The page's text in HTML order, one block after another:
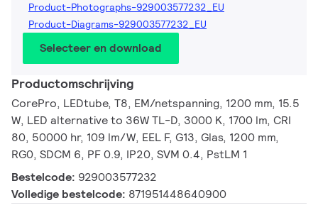
Product-Photographs-929003577232_EU
Product-Diagrams-929003577232_EU
Selecteer en download
Productomschrijving
CorePro, LEDtube, T8, EM/netspanning, 1200 mm, 15.5
W, LED alternative to 36W TL-D, 3000 K, 1700 lm, CRI
80, 50000 hr, 109 lm/W, EEL F, G13, Glas, 1200 mm,
RG0, SDCM 6, PF 0.9, IP20, SVM 0.4, PstLM 1
Bestelcode: 929003577232
Volledige bestelcode: 871951448640900